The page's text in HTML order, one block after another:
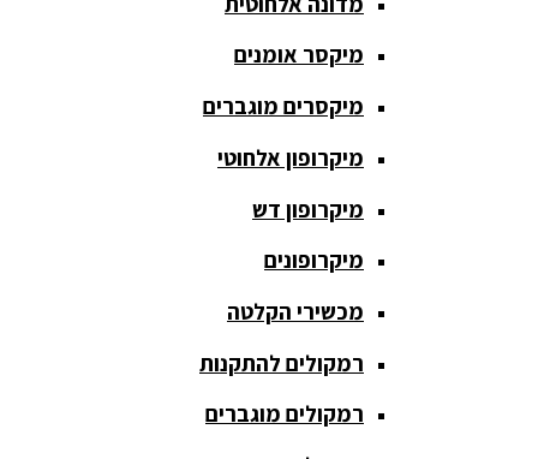
ציוד הגברה
Outlet Sale
חגורת הגברה
כבלים
ומתאמים
כריזה
ומגפונים
מדונה
אלחוטית
מיקסר אומנים
מיקסרים מוגברים
מיקרופון אלחוטי
מיקרופון דש
מיקרופונים
מכשירי הקלטה
רמקולים להתקנות
רמקולים מוגברים